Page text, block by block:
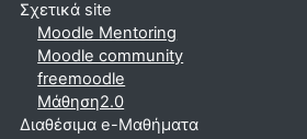
Σχετικά site
Moodle Mentoring
Moodle community
freemoodle
Μάθηση2.0
Διαθέσιμα e-Μαθήματα